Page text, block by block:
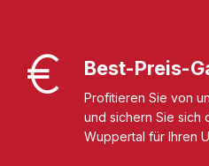
Best-Preis-
Profitieren Sie von
und sichern Sie sich
Wuppertal für Ihren